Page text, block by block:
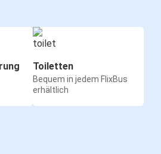
Toiletten
Bequem in jedem FlixBus
erhältlich